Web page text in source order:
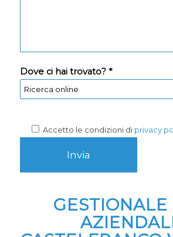
Dove ci hai trovato? *
Accetto le condizioni di privacy
GESTIONALE